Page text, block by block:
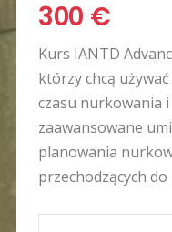
300 €
Kurs IANTD
którzy chcą
czasu nurkowania
zaawansowane
planowania
przechodzących